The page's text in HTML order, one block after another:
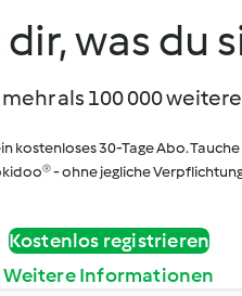
was du
als 100 000
kostenloses 30-Tage Abo.
- ohne jegliche
Kostenlos registrieren
Weitere Informationen